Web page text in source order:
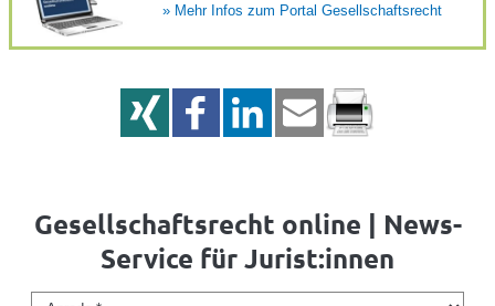
»Mehr Infos zum Portal Gesell­schafts­recht
Gesellschaftsrecht online | News-
Service für Jurist:innen